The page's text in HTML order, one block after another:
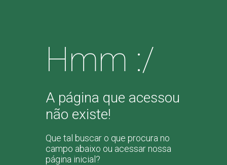
Hmm :/
A página que acessou
não existe!
Que tal buscar o que procura no
campo abaixo ou acessar nossa
página inicial?